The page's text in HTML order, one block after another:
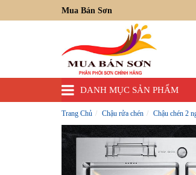
Mua Bán Sơn
DANH MỤC SẢN PHẨM
Trang Chủ Chậu rửa chén Chậu chén 2